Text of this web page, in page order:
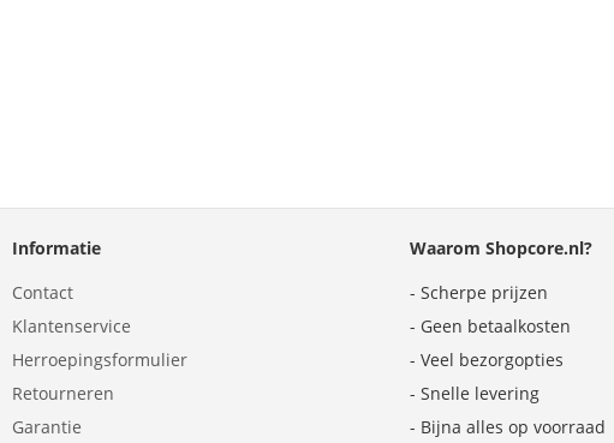
Informatie
Contact
Klantenservice
Herroepingsformulier
Retourneren
Garantie
Waarom Shopcore.nl?
- Scherpe prijzen
- Geen betaalkosten
- Veel bezorgopties
- Snelle levering
- Bijna alles op voorraad